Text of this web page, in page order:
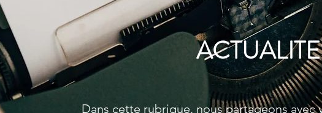
Dans cette rubrique, nous partageons